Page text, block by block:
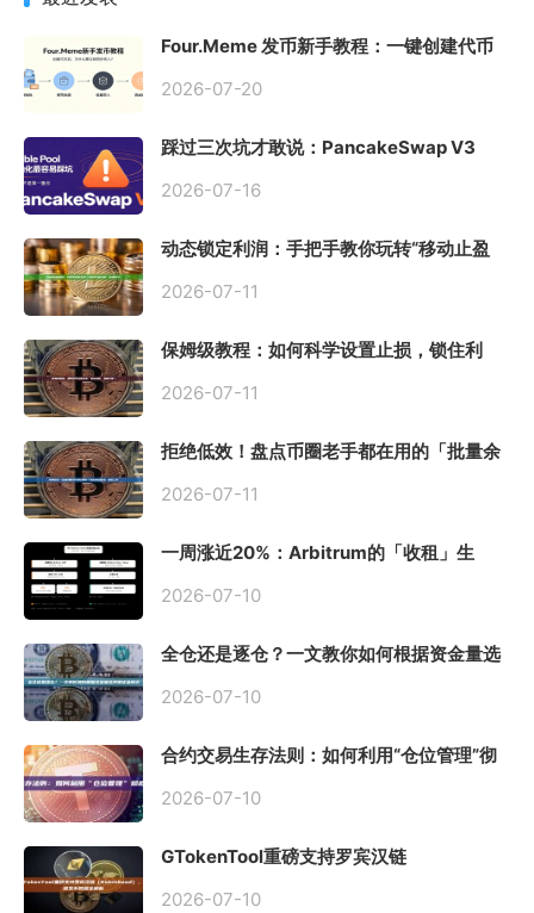
Four.Meme 发币新手教程：一键创建代币
2026-07-20
踩过三次坑才敢说：PancakeSwap V3
初始化
2026-07-16
动态锁定利润：手把手教你玩转“移动止盈
2026-07-11
保姆级教程：如何科学设置止损，锁住利
2026-07-11
拒绝低效！盘点币圈老手都在用的「批量余
2026-07-11
一周涨近20%：Arbitrum的「收租」生
2026-07-10
全仓还是逐仓？一文教你如何根据资金量选
2026-07-10
合约交易生存法则：如何利用“仓位管理”彻
2026-07-10
GTokenTool重磅支持罗宾汉链
2026-07-10